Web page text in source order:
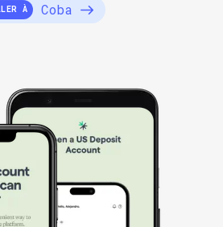
À Coba